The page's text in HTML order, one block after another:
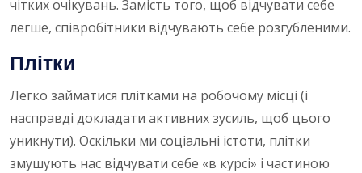
чітких очікувань. Замість того, щоб відчувати себе
легше, співробітники відчувають себе розгубленими.
Плітки
Легко займатися плітками на робочому місці (і
насправді докладати активних зусиль, щоб цього
уникнути). Оскільки ми соціальні істоти, плітки
змушують нас відчувати себе «в курсі» і частиною